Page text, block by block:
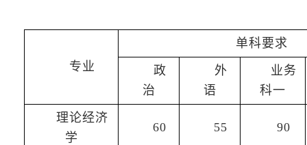
专业
单科要求
政
治
外
语
业务
科一
理论经济
学
60 55 90